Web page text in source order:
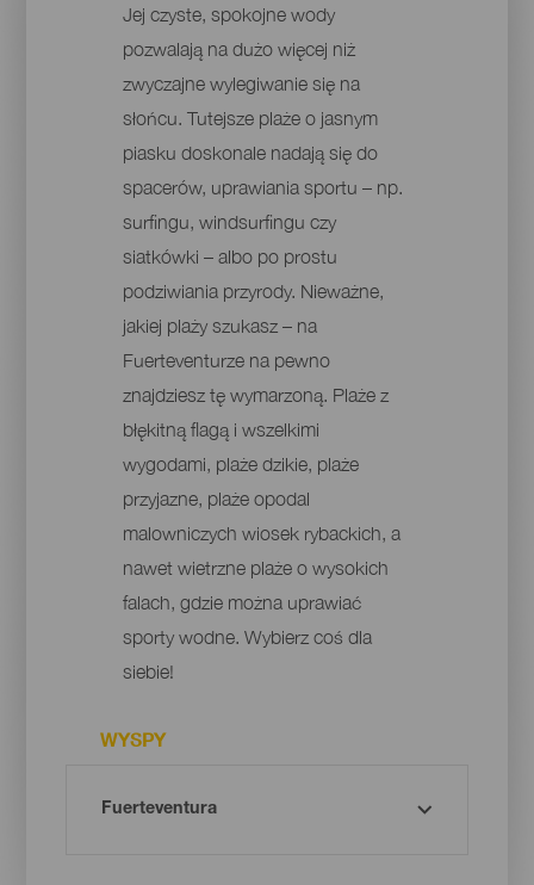
Jej czyste, spokojne wody
pozwalają na dużo więcej niż
zwyczajne wylegiwanie się na
słońcu. Tutejsze plaże o jasnym
piasku doskonale nadają się do
spacerów, uprawiania sportu – np.
surfingu, windsurfingu czy
siatkówki – albo po prostu
podziwiania przyrody. Nieważne,
jakiej plaży szukasz – na
Fuerteventurze na pewno
znajdziesz tę wymarzoną. Plaże z
błękitną flagą i wszelkimi
wygodami, plaże dzikie, plaże
przyjazne, plaże opodal
malowniczych wiosek rybackich, a
nawet wietrzne plaże o wysokich
falach, gdzie można uprawiać
sporty wodne. Wybierz coś dla
siebie!
WYSPY